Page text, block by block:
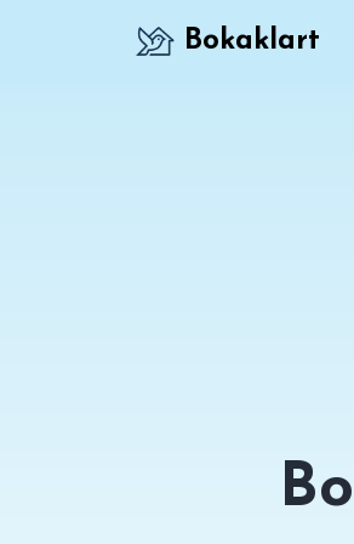
Bokaklart